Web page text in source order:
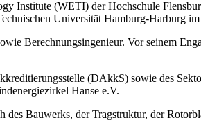
Institute (WETI) der Hochschule
Universität Hamburg-Harburg
Berechnungsingenieur. Vor seinem
(DAkkS) sowie des
Hanse e.V.
Bauwerks, der Tragstruktur, der